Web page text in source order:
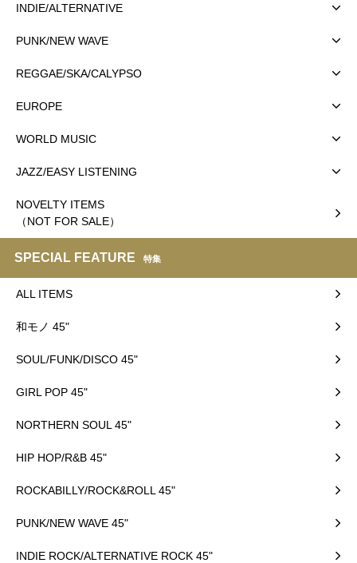
INDIE/ALTERNATIVE
PUNK/NEW WAVE
REGGAE/SKA/CALYPSO
EUROPE
WORLD MUSIC
JAZZ/EASY LISTENING
NOVELTY ITEMS
（NOT FOR SALE）
SPECIAL FEATURE 特集
ALL ITEMS
和モノ 45"
SOUL/FUNK/DISCO 45"
GIRL POP 45"
NORTHERN SOUL 45"
HIP HOP/R&B 45"
ROCKABILLY/ROCK&ROLL 45"
PUNK/NEW WAVE 45"
INDIE ROCK/ALTERNATIVE ROCK 45"